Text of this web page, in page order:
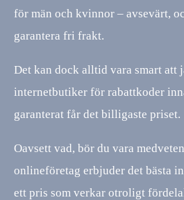
för män och kvinnor – avsevärt,
garantera fri frakt.
Det kan dock alltid vara smart att
internetbutiker för rabattkoder
garanterat får det billigaste priset.
Oavsett vad, bör du vara
onlineföretag erbjuder det bästa
ett pris som verkar otroligt